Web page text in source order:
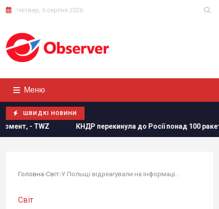
Четвер, 6 серпня 2026
Меню
ШВИДКІ НОВИНИ
КНДР перекинула до Росії понад 100 ракет: в ISW
Головна›Світ›
Світ